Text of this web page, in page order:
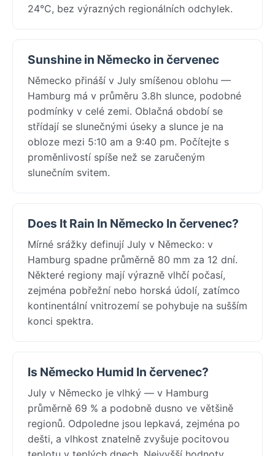
24°C, bez výrazných regionálních odchylek.
Sunshine in Německo in červenec
Německo přináší v July smíšenou oblohu —
Hamburg má v průměru 3.8h slunce, podobné
podmínky v celé zemi. Oblačná období se
střídají se slunečnými úseky a slunce je na
obloze mezi 5:10 am a 9:40 pm. Počítejte s
proměnlivostí spíše než se zaručeným
slunečním svitem.
Does It Rain In Německo In červenec?
Mírné srážky definují July v Německo: v
Hamburg spadne průměrně 80 mm za 12 dní.
Některé regiony mají výrazně vlhčí počasí,
zejména pobřežní nebo horská údolí, zatímco
kontinentální vnitrozemí se pohybuje na sušším
konci spektra.
Is Německo Humid In červenec?
July v Německo je vlhký — v Hamburg
průměrně 69 % a podobně dusno ve většině
regionů. Odpoledne jsou lepkavá, zejména po
dešti, a vlhkost znatelně zvyšuje pocitovou